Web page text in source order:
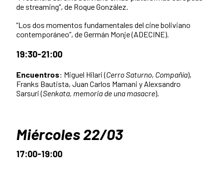
de streaming”, de Roque González.
“Los dos momentos fundamentales del cine boliviano
contemporáneo”, de Germán Monje (ADECINE).
19:30-21:00
Encuentros: Miguel Hilari (Cerro Saturno, Compañía),
Franks Bautista, Juan Carlos Mamani y Alexsandro
Sarsuri (Senkata, memoria de una masacre).
Miércoles 22/03
17:00-19:00